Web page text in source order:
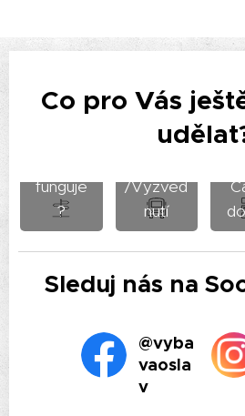
Co pro Vás
funguje
?
/Vyzved
nutí
Sleduj nás na
@vyba
vaosla
v